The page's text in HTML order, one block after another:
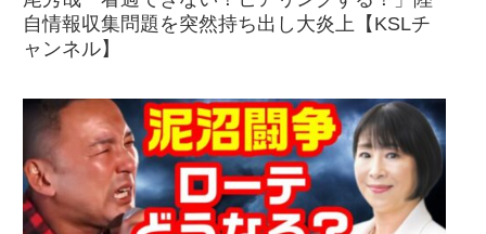
自情報収集問題を突然持ち出し大炎上【KSLチ
ャンネル】